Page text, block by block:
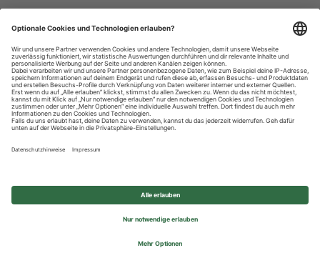
Datenschutzhinweise
Impressum
Privatsphäre-Einstellungen
© 2026 REWE Group - All rights reserved